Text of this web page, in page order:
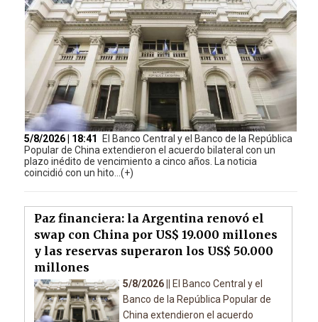
5/8/2026 | 18:41
El Banco Central y el Banco de la República
Popular de China extendieron el acuerdo bilateral con un
plazo inédito de vencimiento a cinco años. La noticia
coincidió con un hito...(+)
Paz financiera: la Argentina renovó el
swap con China por US$ 19.000 millones
y las reservas superaron los US$ 50.000
millones
5/8/2026 ||
El Banco Central y el
Banco de la República Popular de
China extendieron el acuerdo